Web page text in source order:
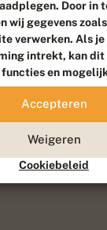
Door in
wij gegevens
verwerken. Als
intrekt, kan dit
en
Accepteren
Weigeren
Cookiebeleid
door
Blue Field Agency
Privacy
Disclaimer
Sitemap